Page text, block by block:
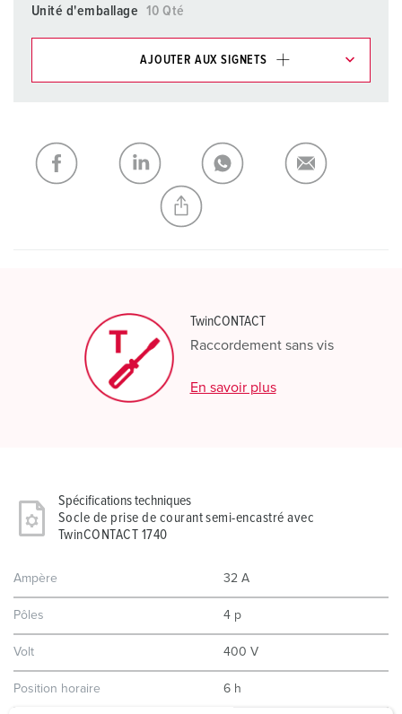
Unité d'emballage
10 Qté
AJOUTER AUX SIGNETS
Ma liste AJOUTER
CRÉER UNE NOUVELLE LISTE
TwinCONTACT
Raccordement sans vis
En savoir plus
Spécifications techniques
Socle de prise de courant semi-encastré avec
TwinCONTACT 1740
Ampère 32 A
Pôles 4 p
Volt 400 V
Position horaire 6 h